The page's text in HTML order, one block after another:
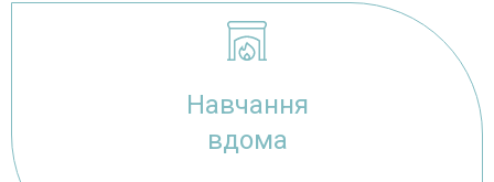
Навчання
вдома